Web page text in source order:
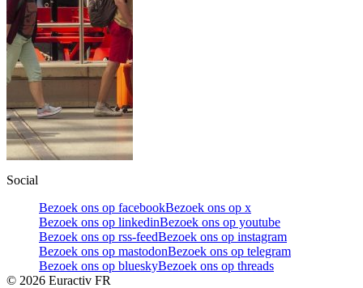
Social
Bezoek ons op facebookBezoek ons op x
Bezoek ons op linkedinBezoek ons op youtube
Bezoek ons op rss-feedBezoek ons op instagram
Bezoek ons op mastodonBezoek ons op telegram
Bezoek ons op blueskyBezoek ons op threads
© 2026 Euractiv FR